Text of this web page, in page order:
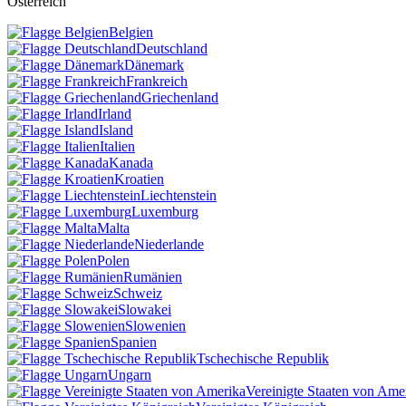
Belgien
Deutschland
Dänemark
Frankreich
Griechenland
Irland
Island
Italien
Kanada
Kroatien
Liechtenstein
Luxemburg
Malta
Niederlande
Polen
Rumänien
Schweiz
Slowakei
Slowenien
Spanien
Tschechische Republik
Ungarn
Vereinigte Staaten von